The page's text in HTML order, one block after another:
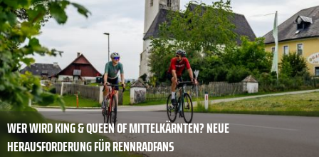
WER WIRD KING & QUEEN OF MITTELKÄRNTEN? NEUE
HERAUSFORDERUNG FÜR RENNRADFANS